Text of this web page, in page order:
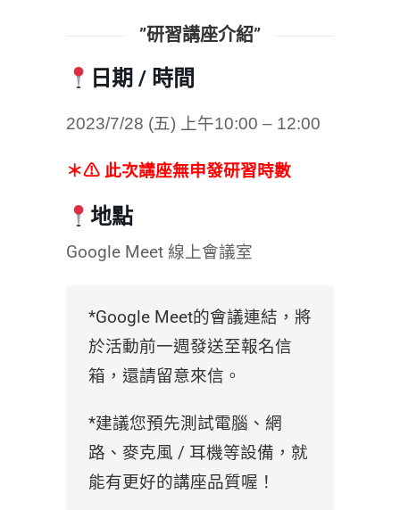
”研習講座介紹”
日期 / 時間
2023/7/28 (五) 上午10:00 – 12:00
＊⚠ 此次講座無申發研習時數
地點
Google Meet 線上會議室
*Google Meet的會議連結，將
於活動前一週發送至報名信
箱，還請留意來信。
*建議您預先測試電腦、網
路、麥克風 / 耳機等設備，就
能有更好的講座品質喔！